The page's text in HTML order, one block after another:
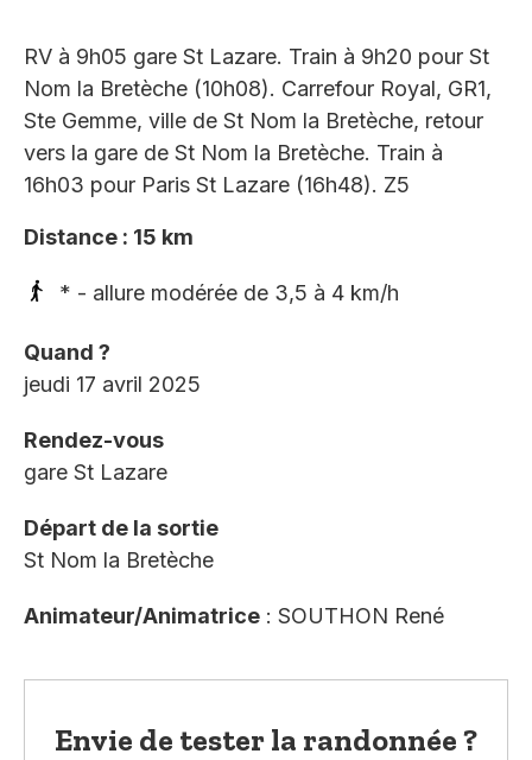
RV à 9h05 gare St Lazare. Train à 9h20 pour St
Nom la Bretèche (10h08). Carrefour Royal, GR1,
Ste Gemme, ville de St Nom la Bretèche, retour
vers la gare de St Nom la Bretèche. Train à
16h03 pour Paris St Lazare (16h48). Z5
Distance : 15 km
* - allure modérée de 3,5 à 4 km/h
Quand ?
jeudi 17 avril 2025
Rendez-vous
gare St Lazare
Départ de la sortie
St Nom la Bretèche
Animateur/Animatrice : SOUTHON René
Envie de tester la randonnée ?